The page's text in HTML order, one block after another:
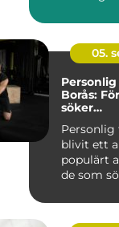
05.
Borås:
söker
lösningar
blivit ett
populärt
de som